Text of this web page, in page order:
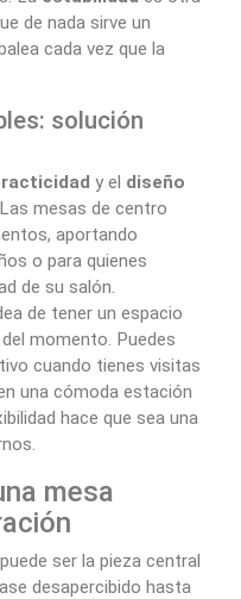
de nada sirve un
cada vez que la
solución
y el diseño
mesas de centro
aportando
o para quienes
de su salón.
de tener un espacio
momento. Puedes
cuando tienes visitas
una cómoda estación
hace que sea una
mesa
puede ser la pieza central
desapercibido hasta